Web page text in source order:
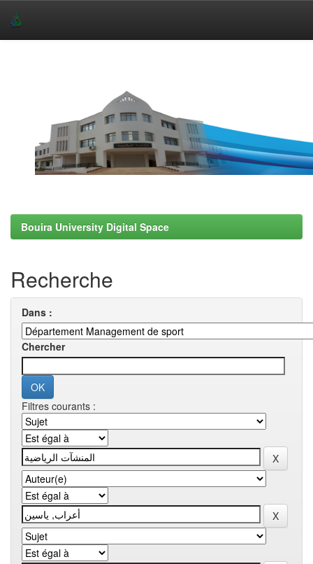
Bouira University Digital Space
Recherche
Dans :
Chercher
Filtres courants :